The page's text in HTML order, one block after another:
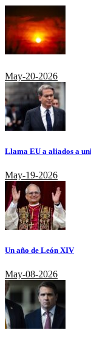
May-20-2026
Llama EU a aliados a
May-19-2026
Un año de León XIV
May-08-2026